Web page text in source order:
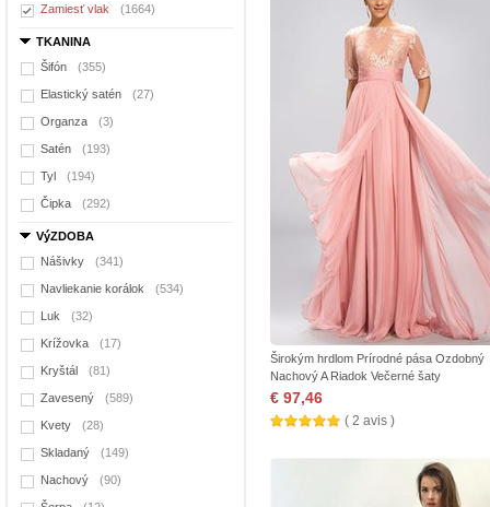
Zamiesť vlak
(1664)
TKANINA
Šifón
(355)
Elastický satén (27)
Organza (3)
Satén (193)
Tyl (194)
Čipka (292)
VýZDOBA
Nášivky
(341)
Navliekanie korálok (534)
Luk (32)
Krížovka (17)
Kryštál (81)
Zavesený (589)
Kvety (28)
Skladaný (149)
Nachový (90)
Širokým hrdlom Prírodné pása Ozdobný
Nachový A Riadok Večerné šaty
€ 97,46
( 2 avis )